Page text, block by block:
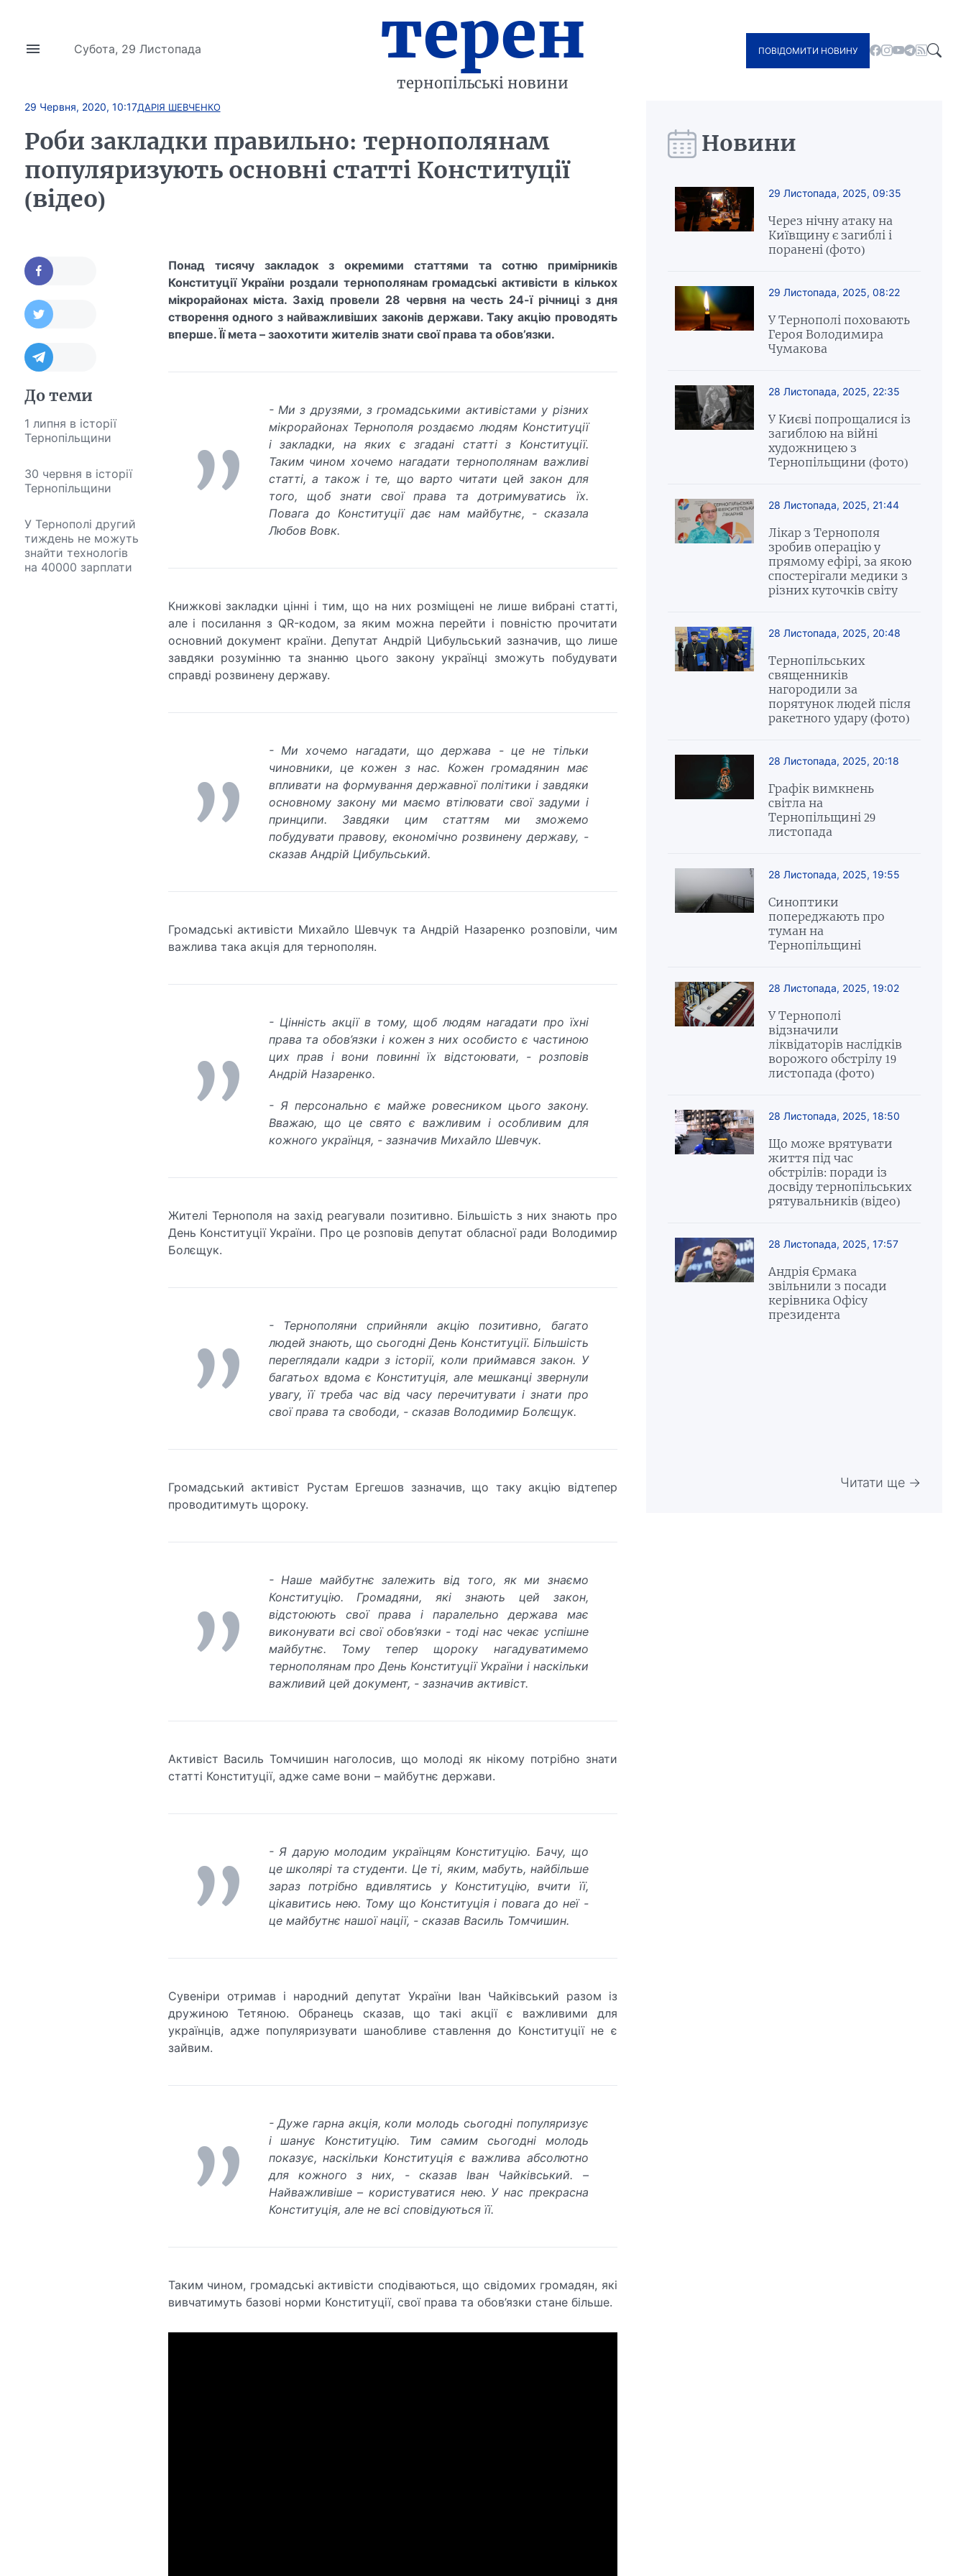
Субота, 29 Листопада терен
тернопільські новини
ПОВІДОМИТИ НОВИНУ
29 Червня, 2020, 10:17ДАРІЯ ШЕВЧЕНКО
Роби закладки правильно: тернополянам
популяризують основні статті Конституції
(відео)
До теми
1 липня в історії
Тернопільщини
30 червня в історії
Тернопільщини
У Тернополі другий
тиждень не можуть
знайти технологів
на 40000 зарплати
Понад тисячу закладок з окремими статтями та сотню примірників
Конституції України роздали тернополянам громадські активісти в кількох
мікрорайонах міста. Захід провели 28 червня на честь 24-ї річниці з дня
створення одного з найважливіших законів держави. Таку акцію проводять
вперше. Її мета – заохотити жителів знати свої права та обов’язки.
- Ми з друзями, з громадськими активістами у різних
мікрорайонах Тернополя роздаємо людям Конституції
і закладки, на яких є згадані статті з Конституції.
Таким чином хочемо нагадати тернополянам важливі
статті, а також і те, що варто читати цей закон для
того, щоб знати свої права та дотримуватись їх.
Повага до Конституції дає нам майбутнє, - сказала
Любов Вовк.
Книжкові закладки цінні і тим, що на них розміщені не лише вибрані статті,
але і посилання з QR-кодом, за яким можна перейти і повністю прочитати
основний документ країни. Депутат Андрій Цибульський зазначив, що лише
завдяки розумінню та знанню цього закону українці зможуть побудувати
справді розвинену державу.
- Ми хочемо нагадати, що держава - це не тільки
чиновники, це кожен з нас. Кожен громадянин має
впливати на формування державної політики і завдяки
основному закону ми маємо втілювати свої задуми і
принципи. Завдяки цим статтям ми зможемо
побудувати правову, економічно розвинену державу, -
сказав Андрій Цибульський.
Громадські активісти Михайло Шевчук та Андрій Назаренко розповіли, чим
важлива така акція для тернополян.
- Цінність акції в тому, щоб людям нагадати про їхні
права та обов’язки і кожен з них особисто є частиною
цих прав і вони повинні їх відстоювати, - розповів
Андрій Назаренко.
- Я персонально є майже ровесником цього закону.
Вважаю, що це свято є важливим і особливим для
кожного українця, - зазначив Михайло Шевчук.
Жителі Тернополя на захід реагували позитивно. Більшість з них знають про
День Конституції України. Про це розповів депутат обласної ради Володимир
Болєщук.
- Тернополяни сприйняли акцію позитивно, багато
людей знають, що сьогодні День Конституції. Більшість
переглядали кадри з історії, коли приймався закон. У
багатьох вдома є Конституція, але мешканці звернули
увагу, її треба час від часу перечитувати і знати про
свої права та свободи, - сказав Володимир Болєщук.
Громадський активіст Рустам Ергешов зазначив, що таку акцію відтепер
проводитимуть щороку.
- Наше майбутнє залежить від того, як ми знаємо
Конституцію. Громадяни, які знають цей закон,
відстоюють свої права і паралельно держава має
виконувати всі свої обов’язки - тоді нас чекає успішне
майбутнє. Тому тепер щороку нагадуватимемо
тернополянам про День Конституції України і наскільки
важливий цей документ, - зазначив активіст.
Активіст Василь Томчишин наголосив, що молоді як нікому потрібно знати
статті Конституції, адже саме вони – майбутнє держави.
- Я дарую молодим українцям Конституцію. Бачу, що
це школярі та студенти. Це ті, яким, мабуть, найбільше
зараз потрібно вдивлятись у Конституцію, вчити її,
цікавитись нею. Тому що Конституція і повага до неї -
це майбутнє нашої нації, - сказав Василь Томчишин.
Сувеніри отримав і народний депутат України Іван Чайківський разом із
дружиною Тетяною. Обранець сказав, що такі акції є важливими для
українців, адже популяризувати шанобливе ставлення до Конституції не є
зайвим.
- Дуже гарна акція, коли молодь сьогодні популяризує
і шанує Конституцію. Тим самим сьогодні молодь
показує, наскільки Конституція є важлива абсолютно
для кожного з них, - сказав Іван Чайківський. –
Найважливіше – користуватися нею. У нас прекрасна
Конституція, але не всі сповідуються її.
Таким чином, громадські активісти сподіваються, що свідомих громадян, які
вивчатимуть базові норми Конституції, свої права та обов’язки стане більше.
Новини
29 Листопада, 2025, 09:35
Через нічну атаку на
Київщину є загиблі і
поранені (фото)
29 Листопада, 2025, 08:22
У Тернополі поховають
Героя Володимира
Чумакова
28 Листопада, 2025, 22:35
У Києві попрощалися із
загиблою на війні
художницею з
Тернопільщини (фото)
28 Листопада, 2025, 21:44
Лікар з Тернополя
зробив операцію у
прямому ефірі, за якою
спостерігали медики з
різних куточків світу
28 Листопада, 2025, 20:48
Тернопільських
священників
нагородили за
порятунок людей після
ракетного удару (фото)
28 Листопада, 2025, 20:18
Графік вимкнень
світла на
Тернопільщині 29
листопада
28 Листопада, 2025, 19:55
Синоптики
попереджають про
туман на
Тернопільщині
28 Листопада, 2025, 19:02
У Тернополі
відзначили
ліквідаторів наслідків
ворожого обстрілу 19
листопада (фото)
28 Листопада, 2025, 18:50
Що може врятувати
життя під час
обстрілів: поради із
досвіду тернопільських
рятувальників (відео)
28 Листопада, 2025, 17:57
Андрія Єрмака
звільнили з посади
керівника Офісу
президента
Читати ще →